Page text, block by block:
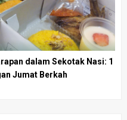
dalam Sekotak Nasi: 1
Jumat Berkah